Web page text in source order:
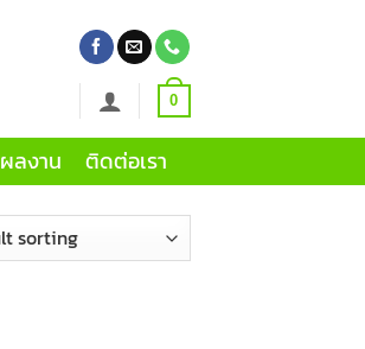
0
ผลงาน ติดต่อเรา